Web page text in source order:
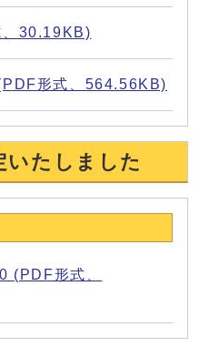
、30.19KB)
形式、564.56KB)
いたしました
(PDF形式、